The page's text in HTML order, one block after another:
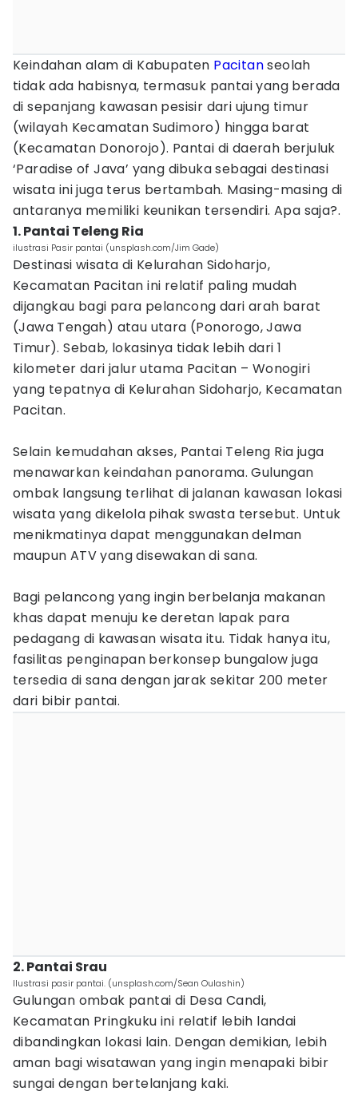
Keindahan alam di Kabupaten Pacitanseolah
tidak ada habisnya, termasuk pantai yang berada
di sepanjang kawasan pesisir dari ujung timur
(wilayah Kecamatan Sudimoro) hingga barat
(Kecamatan Donorojo). Pantai di daerah berjuluk
‘Paradise of Java’ yang dibuka sebagai destinasi
wisata ini juga terus bertambah. Masing-masing di
antaranya memiliki keunikan tersendiri. Apa saja?.
1. Pantai Teleng Ria
ilustrasi Pasir pantai (unsplash.com/Jim Gade)
Destinasi wisata di Kelurahan Sidoharjo,
Kecamatan Pacitan ini relatif paling mudah
dijangkau bagi para pelancong dari arah barat
(Jawa Tengah) atau utara (Ponorogo, Jawa
Timur). Sebab, lokasinya tidak lebih dari 1
kilometer dari jalur utama Pacitan – Wonogiri
yang tepatnya di Kelurahan Sidoharjo, Kecamatan
Pacitan.
Selain kemudahan akses, Pantai Teleng Ria juga
menawarkan keindahan panorama. Gulungan
ombak langsung terlihat di jalanan kawasan lokasi
wisata yang dikelola pihak swasta tersebut. Untuk
menikmatinya dapat menggunakan delman
maupun ATV yang disewakan di sana.
Bagi pelancong yang ingin berbelanja makanan
khas dapat menuju ke deretan lapak para
pedagang di kawasan wisata itu. Tidak hanya itu,
fasilitas penginapan berkonsep bungalow juga
tersedia di sana dengan jarak sekitar 200 meter
dari bibir pantai.
2. Pantai Srau
Ilustrasi pasir pantai. (unsplash.com/Sean Oulashin)
Gulungan ombak pantai di Desa Candi,
Kecamatan Pringkuku ini relatif lebih landai
dibandingkan lokasi lain. Dengan demikian, lebih
aman bagi wisatawan yang ingin menapaki bibir
sungai dengan bertelanjang kaki.